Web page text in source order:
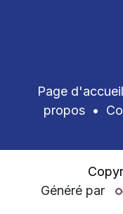
Page d'accueil
propos •
Généré par